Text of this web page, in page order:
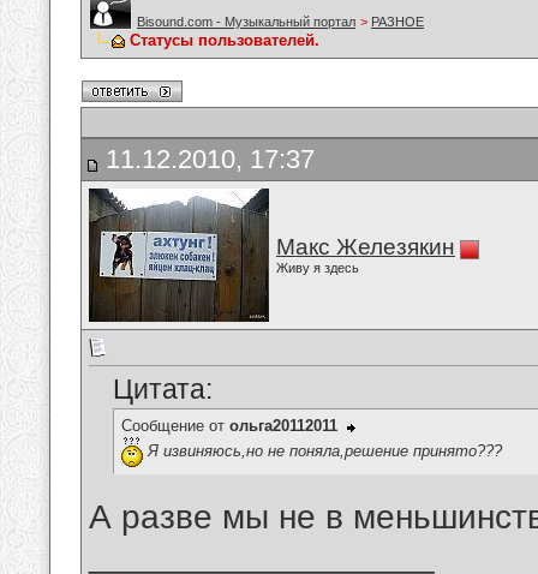
Bisound.com - Музыкальный портал > РАЗНОЕ
Статусы пользователей.
11.12.2010, 17:37
Макс Железякин
Живу я здесь
Цитата:
Сообщение от ольга20112011
Я извиняюсь,но не поняла,решение принято???
А разве мы не в